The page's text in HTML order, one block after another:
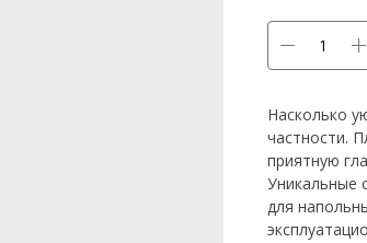
Насколько
частности.
приятную
Уникальные
для